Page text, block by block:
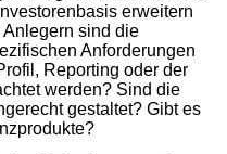
erweitern
Anlegern sind die
Anforderungen
Reporting oder der
werden? Sind die
gestaltet? Gibt es